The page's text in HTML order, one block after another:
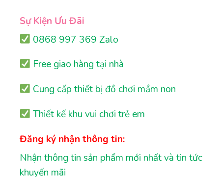
Sự Kiện Ưu Đãi
0868 997 369 Zalo
Free giao hàng tại nhà
Cung cấp thiết bị đồ chơi mầm non
Thiết kế khu vui chơi trẻ em
Đăng ký nhận thông tin:
Nhận thông tin sản phẩm mới nhất và tin tức
khuyến mãi